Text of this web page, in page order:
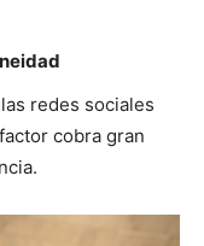
redes sociales
cobra gran